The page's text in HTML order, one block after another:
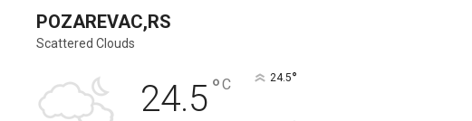
POZAREVAC,RS
Scattered Clouds
24.5°C 24.5°